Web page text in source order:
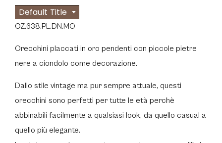
Default Title
OZ.638.PL.DN.MO
Orecchini placcati in oro pendenti con piccole pietre
nere a ciondolo come decorazione.
Dallo stile vintage ma pur sempre attuale, questi
orecchini sono perfetti per tutte le età perchè
abbinabili facilmente a qualsiasi look, da quello casual a
quello più elegante.